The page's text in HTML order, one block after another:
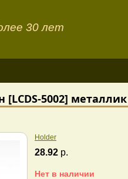
30 лет
5002] металлик
Holder
28.92 р.
Нет в наличии